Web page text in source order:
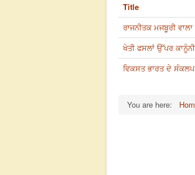
Title
ਰਾਜਨੀਤਕ ਮਜਬੂਰੀ
ਖੇਤੀ ਫਸਲਾਂ ਉੱਪਰ
ਵਿਕਸਤ ਭਾਰਤ ਦੇ
You are here: